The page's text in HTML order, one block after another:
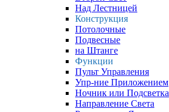
Над Лестницей
Конструкция
Потолочные
Подвесные
на Штанге
Функции
Пульт Управления
Упр-ние Приложением
Ночник или Подсветка
Направление Света